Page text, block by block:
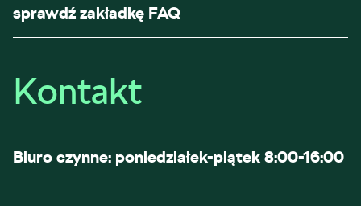
sprawdź zakładkę FAQ
Kontakt
Biuro czynne: poniedziałek-piątek 8:00-16:00